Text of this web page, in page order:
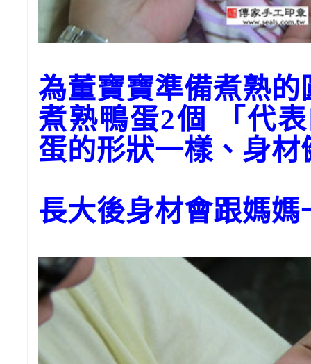
為董寶寶準備煮熟
煮熟鴨蛋2個 「代
蛋的形狀一樣、身材
長大後身材會跟媽媽